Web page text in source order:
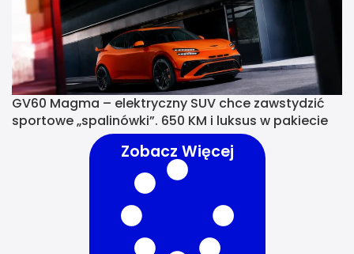
GV60 Magma – elektryczny SUV chce zawstydzić
sportowe „spalinówki”. 650 KM i luksus w pakiecie
Zobacz Więcej